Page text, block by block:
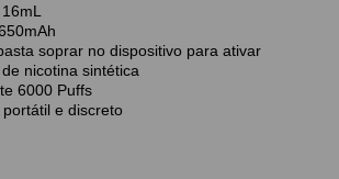
soprar no dispositivo para ativar
nicotina sintética
6000 Puffs
e discreto